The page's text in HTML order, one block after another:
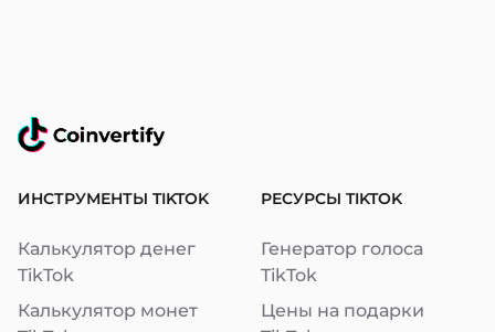
ИНСТРУМЕНТЫ TIKTOK
Калькулятор денег
TikTok
Калькулятор монет
РЕСУРСЫ TIKTOK
Генератор голоса
TikTok
Цены на подарки